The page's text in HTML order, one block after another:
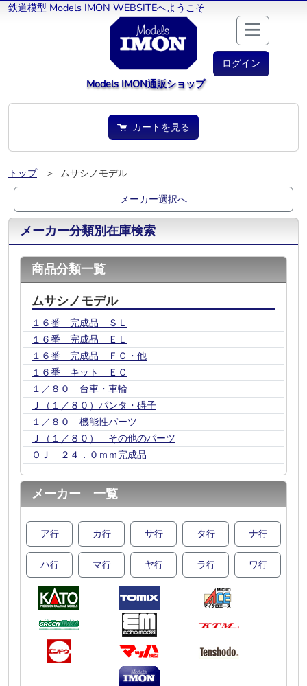
鉄道模型 Models IMON WEBSITEへようこそ
ログイン
Models IMON通販ショップ
カートを見る
トップ
＞ ムサシノモデル
メーカー選択へ
メーカー分類別在庫検索
商品分類一覧
ムサシノモデル
１６番 完成品 ＳＬ
１６番 完成品 ＥＬ
１６番 完成品 ＦＣ・他
１６番 キット ＥＣ
１／８０ 台車・車輪
Ｊ（１／８０）パンタ・碍子
１／８０ 機能性パーツ
Ｊ（１／８０） その他のパーツ
ＯＪ ２４．０ｍｍ完成品
メーカー 一覧
ア行 カ行 サ行 タ行 ナ行
ハ行 マ行 ヤ行 ラ行 ワ行